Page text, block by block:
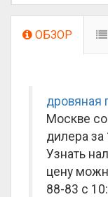
ОБЗОР
дровяная
Москве
дилера за
Узнать
цену
88-83 с